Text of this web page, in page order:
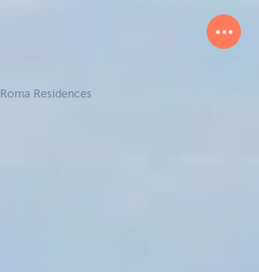
Roma Residences